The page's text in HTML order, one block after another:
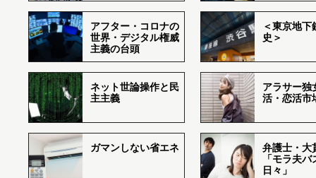
アフター・コロナの
世界・デジタル権威
主義の台頭
＜東京地下
史＞
ネット世論操作と民
主主義
アラサー独
活・恋活市
ガマンしない省エネ
弁護士・大
「モラ夫
日々」